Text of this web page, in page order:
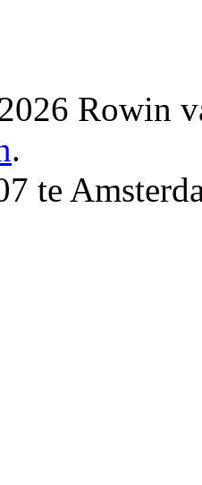
Rowin
.
te